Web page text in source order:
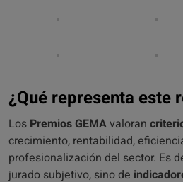
¿Qué representa este
Los Premios GEMAvaloran
crecimiento, rentabilidad,
profesionalización del sector. Es
jurado subjetivo, sino de